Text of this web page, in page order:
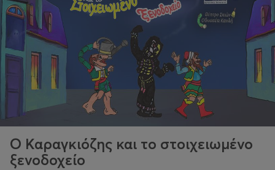
Ο Καραγκιόζης και το στοιχειωμένο
ξενοδοχείο